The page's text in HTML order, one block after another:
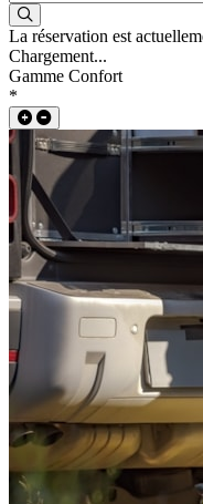
La réservation est
Chargement...
Gamme Confort
*